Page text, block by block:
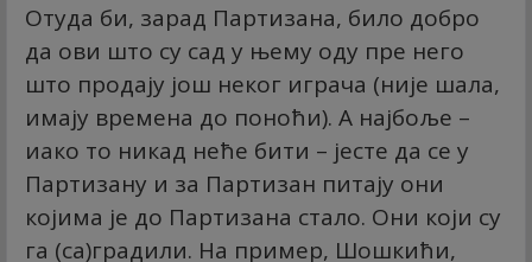
Отуда би, зарад Партизана, било добро
да ови што су сад у њему оду пре него
што продају још неког играча (није шала,
имају времена до поноћи). А најбоље –
иако то никад неће бити – јесте да се у
Партизану и за Партизан питају они
којима је до Партизана стало. Они који су
га (са)градили. На пример, Шошкићи,